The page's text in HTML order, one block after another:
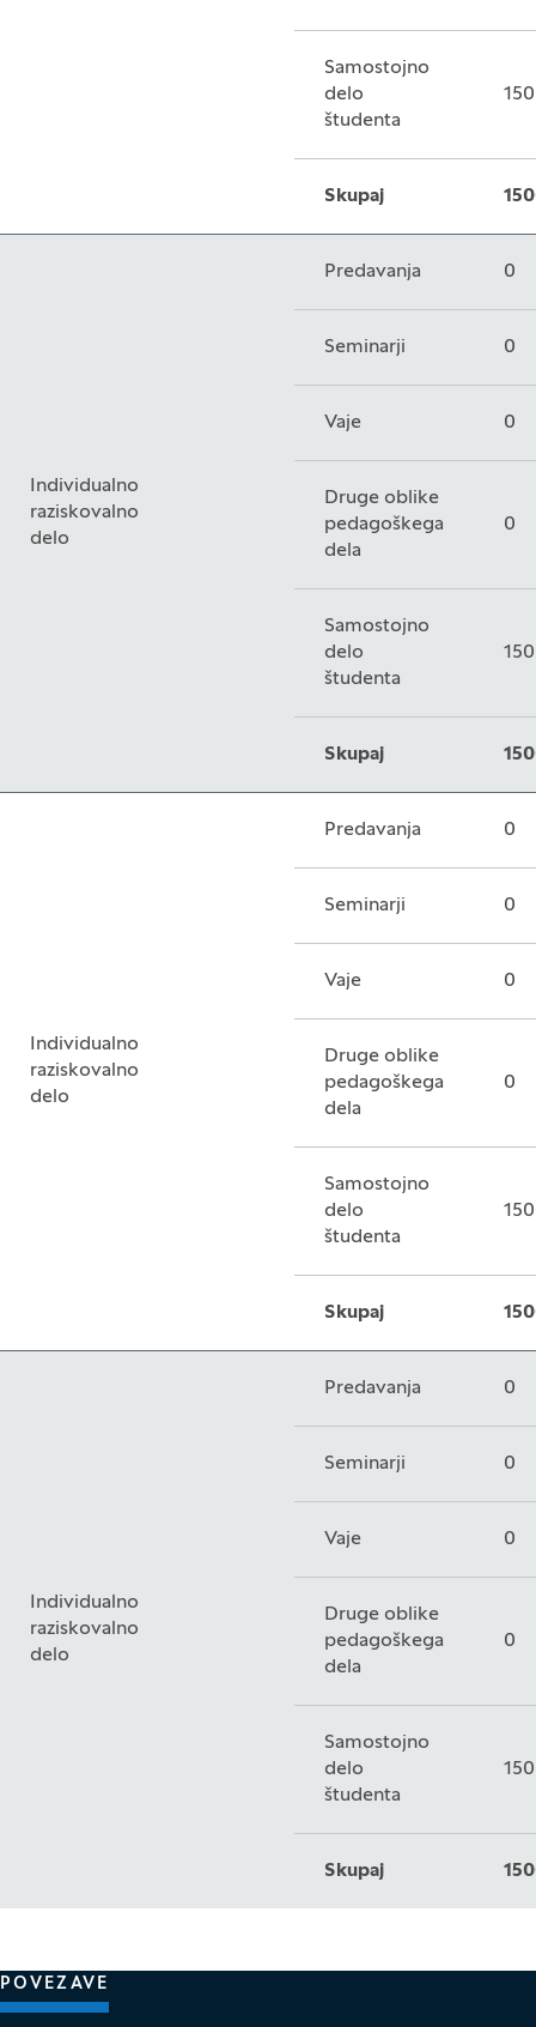
Samostojno
delo
študenta
Skupaj
Individualno
raziskovalno
delo
Predavanja 0
Seminarji 0
Vaje 0
Druge oblike
pedagoškega
dela
0
Samostojno
delo
študenta
Skupaj
Individualno
raziskovalno
delo
Predavanja 0
Seminarji 0
Vaje 0
Druge oblike
pedagoškega
dela
0
Samostojno
delo
študenta
Skupaj
Individualno
raziskovalno
delo
Predavanja 0
Seminarji 0
Vaje 0
Druge oblike
pedagoškega
dela
0
Samostojno
delo
študenta
Skupaj
POVEZAVE